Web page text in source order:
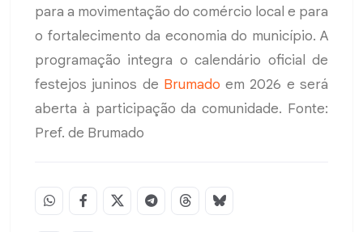
para a movimentação do comércio local e para
o fortalecimento da economia do município. A
programação integra o calendário oficial de
festejos juninos de Brumado em 2026 e será
aberta à participação da comunidade. Fonte:
Pref. de Brumado